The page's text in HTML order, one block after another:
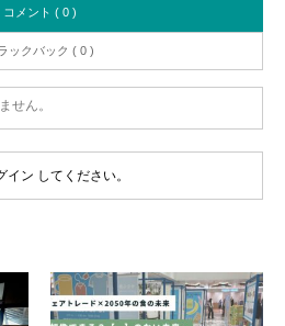
コメント ( 0 )
ックバック ( 0 )
せん。
イン してください。